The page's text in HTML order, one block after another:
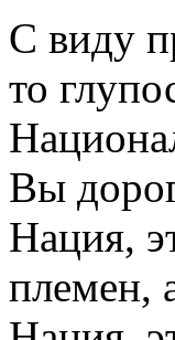
С виду
то
Вы
Нация,
племен,